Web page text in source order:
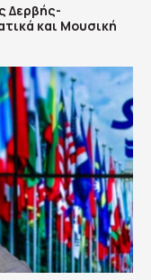
Δερβής-
και Μουσική